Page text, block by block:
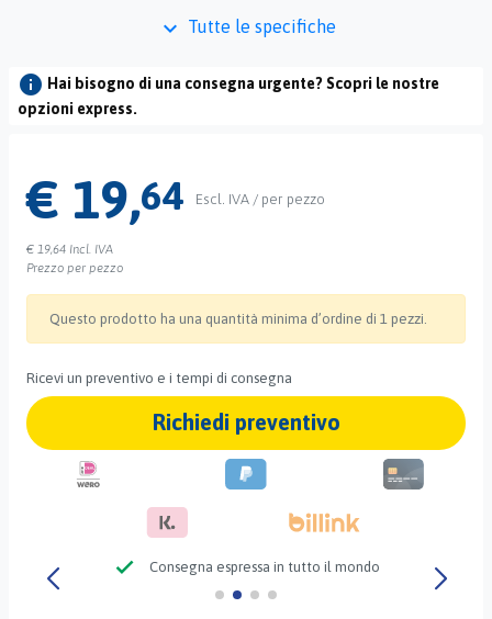
keyboard_arrow_down Tutte le specifiche
info Hai bisogno di una consegna urgente? Scopri le nostre
opzioni express.
€ 19,64 Escl. IVA / per pezzo
€ 19,64 Incl. IVA
Prezzo per pezzo
Questo prodotto ha una quantità minima d’ordine di 1 pezzi.
Ricevi un preventivo e i tempi di consegna
Richiedi preventivo
check Consegna espressa in tutto il mondo